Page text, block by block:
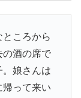
ころから
の酒の席で
娘さんは
帰って来い